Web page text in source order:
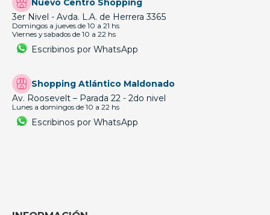
Nuevo Centro Shopping
3er Nivel - Avda. L.A. de Herrera 3365
Domingos a jueves de 10 a 21 hs
Viernes y sabados de 10 a 22 hs
Escribinos por WhatsApp
Shopping Atlántico Maldonado
Av. Roosevelt – Parada 22 - 2do nivel
Lunes a domingos de 10 a 22 hs
Escribinos por WhatsApp